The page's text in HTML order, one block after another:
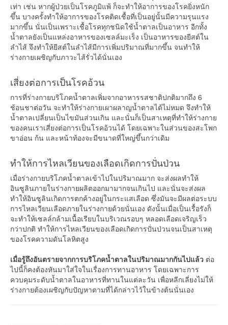
เท่า เช่น หากผู้ป่วยเป็นโรคภูมิแพ้ ก็จะทำให้อาการของโรคยิ่งหนัก
ขึ้น บางครั้งทำให้อาการของโรคติดเชื้อที่เป็นอยู่นั้นมีความรุนแรง
มากขึ้น นั่นเป็นเพราะเชื้อโรคทุกชนิดใช้น้ำตาลเป็นอาหาร อีกทั้ง
น้ำตาลยังเป็นแหล่งอาหารของเซลล์มะเร็ง เป็นอาหารของยีสต์ใน
ลำไส้ จึงทำให้ยีสต์ในลำไส้มีการเพิ่มปริมาณที่มากขึ้น จนทำให้
ร่างกายเผชิญกับภาวะไส้รั่วได้นั่นเอง
เสี่ยงต่อการเป็นโรคอ้วน
การที่ร่างกายบริโภคน้ำตาลเพิ่มจากอาหารรสชาติปกติมากถึง 6
ช้อนชาต่อวัน จะทำให้ร่างกายเผาผลาญน้ำตาลได้ไม่หมด จึงทำให้
น้ำตาลเปลี่ยนเป็นไขมันส่วนเกิน และนั่นก็เป็นสาเหตุที่ทำให้ร่างกาย
ของคนเราเสี่ยงต่อการเป็นโรคอ้วนได้ โดยเฉพาะในส่วนของสะโพก
ขาอ่อน ก้น และหน้าท้องจะมีขนาดที่ใหญ่ขึ้นกว่าเดิม
ทำให้การไหลเวียนของเลือดเกิดการปั่นป่วน
เมื่อร่างกายบริโภคน้ำตาลเข้าไปในปริมาณมาก จะส่งผลทำให้
อินซูลินภายในร่างกายผลิตออกมามากจนเกินไป และนั่นจะส่งผล
ทำให้อินซูลินเกิดการตกค้างอยู่ในกระแสเลือด ซึ่งมันจะมีผลต่อระบบ
การไหลเวียนเลือดภายในร่างกายด้วยนั่นเอง ดังนั้นเมื่อเป็นเรื้อรังก็
จะทำให้เซลล์กล้ามเนื้อเรียบในบริเวณรอบๆ หลอดเลือดเจริญเร็ว
กว่าปกติ ทำให้การไหลเวียนของเลือดเกิดการปั่นป่วนจนเป็นสาเหตุ
ของโรคความดันโลหิตสูง
เมื่อรู้ถึงอันตรายจากการบริโภคน้ำตาลในปริมาณมากกันไปแล้ว ต่อ
ไปนี้ก็คงต้องหันมาใส่ใจในเรื่องการทานอาหาร โดยเฉพาะการ
ควบคุมระดับน้ำตาลในอาหารที่ทานในแต่ละวัน เพื่อหลีกเลี่ยงไม่ให้
ร่างกายต้องเผชิญกับปัญหาตามที่ได้กล่าวไว้ในข้างต้นนั่นเอง